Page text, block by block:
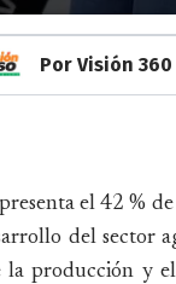
Por Visión 360
el 42 %
del sector
la producción y